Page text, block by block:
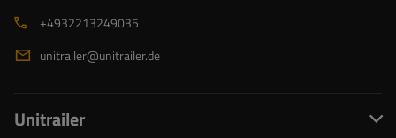
+4932213249035
unitrailer@unitrailer.de
Unitrailer